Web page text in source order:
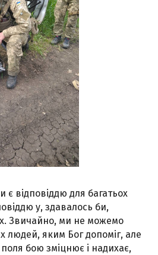
є відповіддю для багатьох
у, здавалось би,
Звичайно, ми не можемо
людей, яким Бог допоміг, але
поля бою зміцнює і надихає,